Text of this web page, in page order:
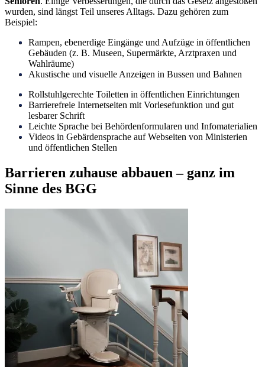
wurden, sind längst Teil unseres Alltags. Dazu gehören zum
Beispiel:
Rampen, ebenerdige Eingänge und Aufzüge in öffentlichen
Gebäuden (z. B. Museen, Supermärkte, Arztpraxen und
Wahlräume)
Akustische und visuelle Anzeigen in Bussen und Bahnen
Rollstuhlgerechte Toiletten in öffentlichen Einrichtungen
Barrierefreie Internetseiten mit Vorlesefunktion und gut
lesbarer Schrift
Leichte Sprache bei Behördenformularen und Infomaterialien
Videos in Gebärdensprache auf Webseiten von Ministerien
und öffentlichen Stellen
Barrieren zuhause abbauen – ganz im
Sinne des BGG